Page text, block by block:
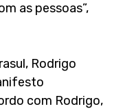
as pessoas”,
Rodrigo
com Rodrigo,